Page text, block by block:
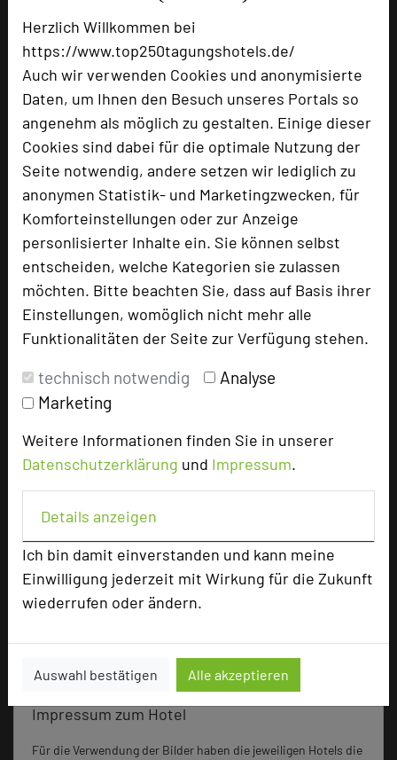
Herzlich Willkommen bei
https://www.top250tagungshotels.de/
Auch wir verwenden Cookies und anonymisierte
Daten, um Ihnen den Besuch unseres Portals so
angenehm als möglich zu gestalten. Einige dieser
Cookies sind dabei für die optimale Nutzung der
Seite notwendig, andere setzen wir lediglich zu
anonymen Statistik- und Marketingzwecken, für
Komforteinstellungen oder zur Anzeige
personlisierter Inhalte ein. Sie können selbst
entscheiden, welche Kategorien sie zulassen
möchten. Bitte beachten Sie, dass auf Basis ihrer
Einstellungen, womöglich nicht mehr alle
Funktionalitäten der Seite zur Verfügung stehen.
technisch notwendig
Analyse
Marketing
Weitere Informationen finden Sie in unserer
Datenschutzerklärung und Impressum.
Details anzeigen
Ich bin damit einverstanden und kann meine
Einwilligung jederzeit mit Wirkung für die Zukunft
wiederrufen oder ändern.
Auswahl bestätigen Alle akzeptieren
Hotel bewerten
Hoteldaten
Max. Tagungskapazität (Personen)
U-Form
Parlamentarisch
Reihenbestuhlung
Tagungsräume
3
Ausstellungsfläche
Doppelzimmer
Einzelzimmer
Besonders geeignet für
2299 Seiten dieses Hotels wurden in den
Impressum zum Hotel
Für die Verwendung der Bilder haben die jeweiligen Hotels die